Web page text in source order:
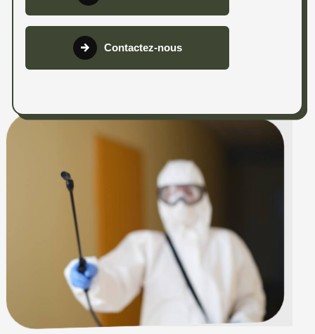
Contactez-nous